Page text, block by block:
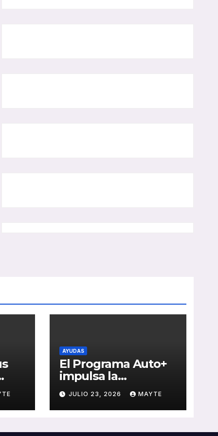
AYUDAS
El Programa Auto+
impulsa la
renovación de flotas
con ayudas a
vehículos eléctricos
JULIO 23, 2026 MAYTE